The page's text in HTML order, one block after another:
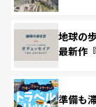
地球の
最新作
準備も